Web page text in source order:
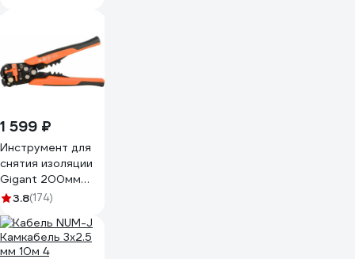
1 599 ₽
Инструмент для
снятия изоляции
Gigant 200мм
GEP 01
3.8(174)